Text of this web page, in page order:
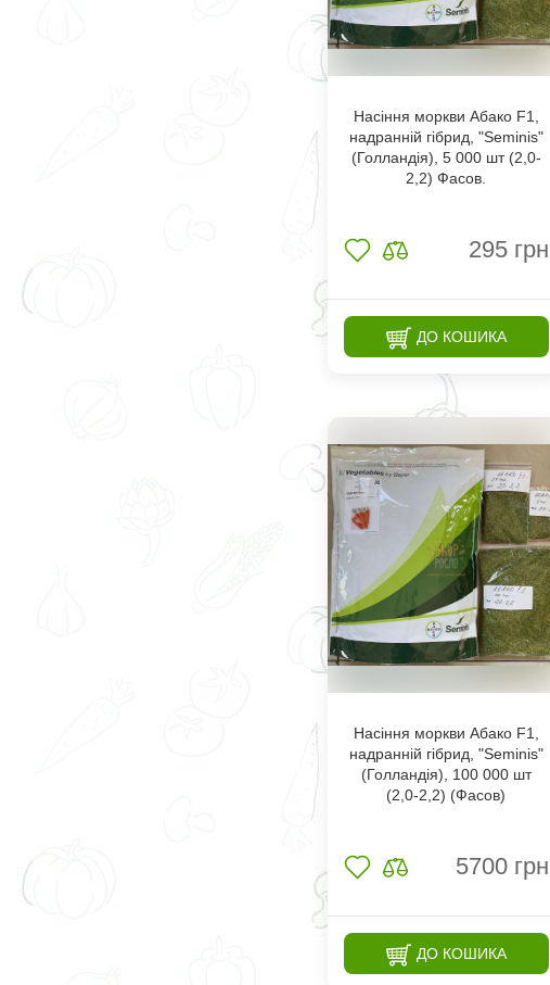
Насіння моркви Абако F1,
надранній гібрид, "Seminis"
(Голландія), 5 000 шт (2,0-
2,2) Фасов.
295 грн
ДО КОШИКА
Насіння моркви Абако F1,
надранній гібрид, "Seminis"
(Голландія), 100 000 шт
(2,0-2,2) (Фасов)
5700 грн
ДО КОШИКА